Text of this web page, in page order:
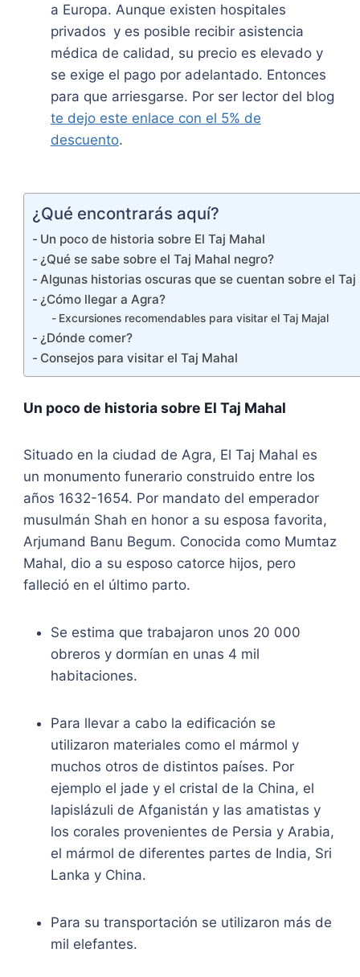
a Europa. Aunque existen hospitales
privados y es posible recibir asistencia
médica de calidad, su precio es elevado y
se exige el pago por adelantado. Entonces
para que arriesgarse. Por ser lector del blog
te dejo este enlace con el 5% de
descuento.
¿Qué encontrarás aquí?
Un poco de historia sobre El Taj Mahal
¿Qué se sabe sobre el Taj Mahal negro?
Algunas historias oscuras que se cuentan sobre el Taj
¿Cómo llegar a Agra?
Excursiones recomendables para visitar el Taj Majal
¿Dónde comer?
Consejos para visitar el Taj Mahal
Un poco de historia sobre El Taj Mahal
Situado en la ciudad de Agra, El Taj Mahal es
un monumento funerario construido entre los
años 1632-1654. Por mandato del emperador
musulmán Shah en honor a su esposa favorita,
Arjumand Banu Begum. Conocida como Mumtaz
Mahal, dio a su esposo catorce hijos, pero
falleció en el último parto.
Se estima que trabajaron unos 20 000
obreros y dormían en unas 4 mil
habitaciones.
Para llevar a cabo la edificación se
utilizaron materiales como el mármol y
muchos otros de distintos países. Por
ejemplo el jade y el cristal de la China, el
lapislázuli de Afganistán y las amatistas y
los corales provenientes de Persia y Arabia,
el mármol de diferentes partes de India, Sri
Lanka y China.
Para su transportación se utilizaron más de
mil elefantes.